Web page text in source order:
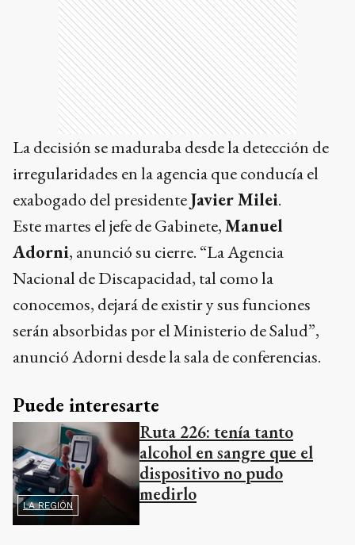
La decisión se maduraba desde la detección de
irregularidades en la agencia que conducía el
exabogado del presidenteJavier Milei.
Este martes el jefe de Gabinete,Manuel
Adorni, anunció su cierre. “La Agencia
Nacional de Discapacidad, tal como la
conocemos, dejará de existir y sus funciones
serán absorbidas por el Ministerio de Salud”,
anunció Adorni desde la sala de conferencias.
Puede interesarte
LA REGIÓN
Ruta 226: tenía tanto
alcohol en sangre que el
dispositivo no pudo
medirlo